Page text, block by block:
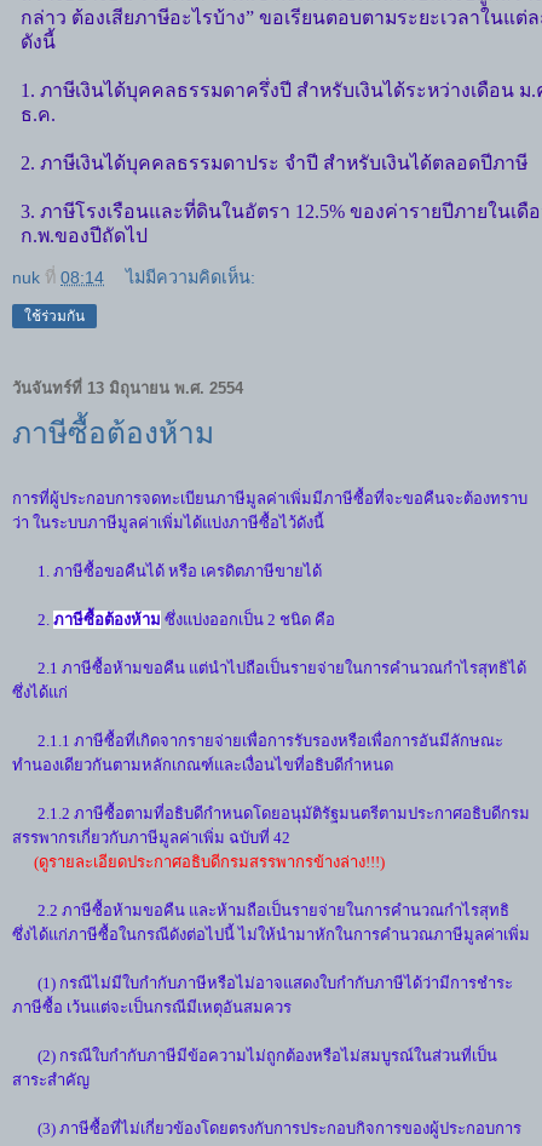
กล่าว ต้องเสียภาษีอะไรบ้าง” ขอเรียนตอบตามระยะเวลาในแต่
ดังนี้
1. ภาษีเงินได้บุคคลธรรมดาครึ่งปี สำหรับเงินได้ระหว่างเดือน ม.
ธ.ค.
2. ภาษีเงินได้บุคคลธรรมดาประ จำปี สำหรับเงินได้ตลอดปีภาษี
3. ภาษีโรงเรือนและที่ดินในอัตรา 12.5% ของค่ารายปีภายในเดื
ก.พ.ของปีถัดไป
nuk ที่ 08:14 ไม่มีความคิดเห็น:
ใช้ร่วมกัน
วันจันทร์ที่ 13 มิถุนายน พ.ศ. 2554
ภาษีซื้อต้องห้าม
การที่ผู้ประกอบการจดทะเบียนภาษีมูลค่าเพิ่มมีภาษีซื้อที่จะขอคืนจะต้องทราบ
ว่า ในระบบภาษีมูลค่าเพิ่มได้แบ่งภาษีซื้อไว้ดังนี้
1. ภาษีซื้อขอคืนได้ หรือ เครดิตภาษีขายได้
2. ภาษีซื้อต้องห้าม ซึ่งแบ่งออกเป็น 2 ชนิด คือ
2.1 ภาษีซื้อห้ามขอคืน แต่นำไปถือเป็นรายจ่ายในการคำนวณกำไรสุทธิได้
ซึ่งได้แก่
2.1.1 ภาษีซื้อที่เกิดจากรายจ่ายเพื่อการรับรองหรือเพื่อการอันมีลักษณะ
ทำนองเดียวกันตามหลักเกณฑ์และเงื่อนไขที่อธิบดีกำหนด
2.1.2 ภาษีซื้อตามที่อธิบดีกำหนดโดยอนุมัติรัฐมนตรีตามประกาศอธิบดีกรม
สรรพากรเกี่ยวกับภาษีมูลค่าเพิ่ม ฉบับที่ 42
(ดูรายละเอียดประกาศอธิบดีกรมสรรพากรข้างล่าง!!!)
2.2 ภาษีซื้อห้ามขอคืน และห้ามถือเป็นรายจ่ายในการคำนวณกำไรสุทธิ
ซึ่งได้แก่ภาษีซื้อในกรณีดังต่อไปนี้ ไม่ให้นำมาหักในการคำนวณภาษีมูลค่าเพิ่ม
(1) กรณีไม่มีใบกำกับภาษีหรือไม่อาจแสดงใบกำกับภาษีได้ว่ามีการชำระ
ภาษีซื้อ เว้นแต่จะเป็นกรณีมีเหตุอันสมควร
(2) กรณีใบกำกับภาษีมีข้อความไม่ถูกต้องหรือไม่สมบูรณ์ในส่วนที่เป็น
สาระสำคัญ
(3) ภาษีซื้อที่ไม่เกี่ยวข้องโดยตรงกับการประกอบกิจการของผู้ประกอบการ